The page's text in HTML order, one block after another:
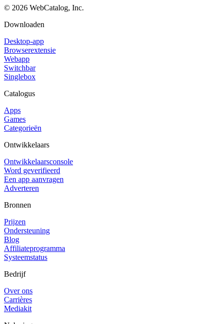
© 2026 WebCatalog, Inc.
Downloaden
Desktop-app
Browserextensie
Webapp
Switchbar
Singlebox
Catalogus
Apps
Games
Categorieën
Ontwikkelaars
Ontwikkelaarsconsole
Word geverifieerd
Een app aanvragen
Adverteren
Bronnen
Prijzen
Ondersteuning
Blog
Affiliateprogramma
Systeemstatus
Bedrijf
Over ons
Carrières
Mediakit